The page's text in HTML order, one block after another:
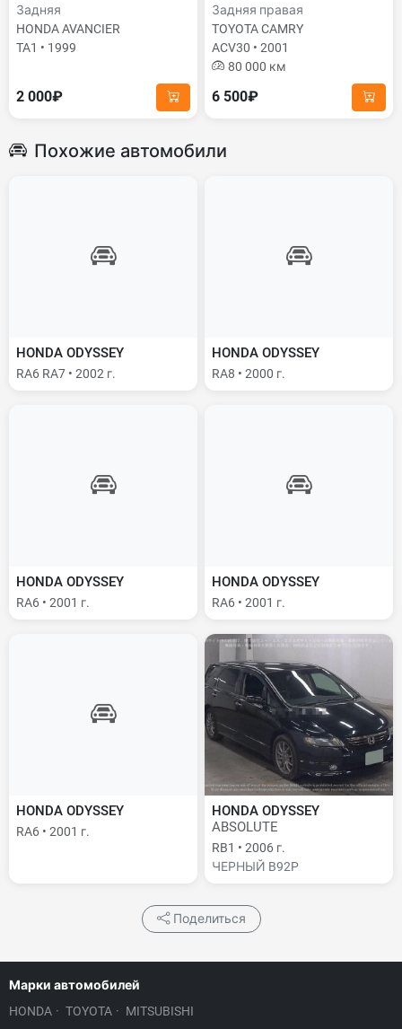
Задняя
HONDA AVANCIER
TA1 • 1999
2 000₽
Задняя правая
TOYOTA CAMRY
ACV30 • 2001
80 000 км
6 500₽
Похожие автомобили
HONDA ODYSSEY
RA6 RA7 • 2002 г.
HONDA ODYSSEY
RA8 • 2000 г.
HONDA ODYSSEY
RA6 • 2001 г.
HONDA ODYSSEY
RA6 • 2001 г.
HONDA ODYSSEY
RA6 • 2001 г.
HONDA ODYSSEY
ABSOLUTE
RB1 • 2006 г.
ЧЕРНЫЙ B92P
Поделиться
Марки автомобилей
HONDA · TOYOTA · MITSUBISHI